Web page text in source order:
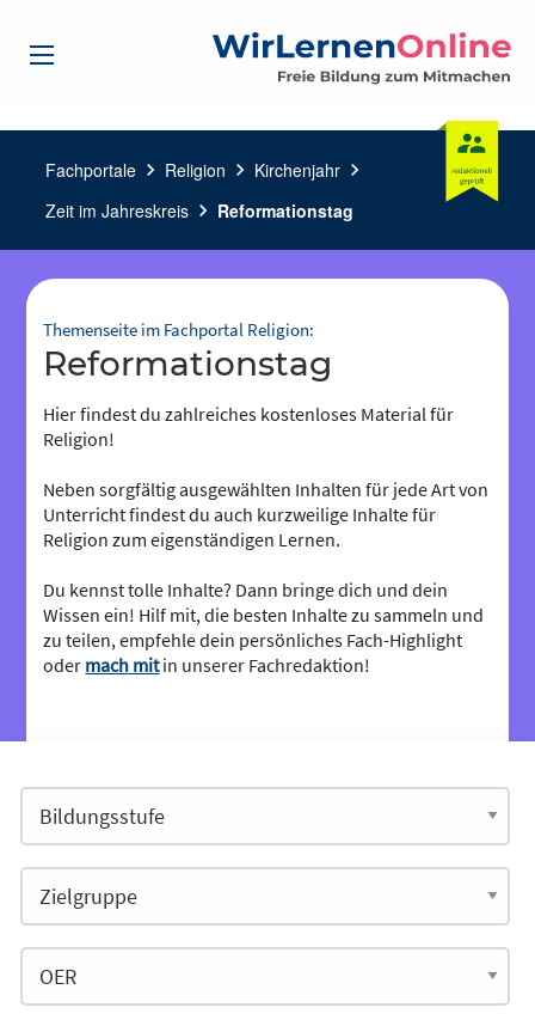
Fachportale chevron_right Religion chevron_right Kirchenjahr chevron_right
Zeit im Jahreskreis chevron_right Reformationstag
Themenseite im Fachportal Religion:
Reformationstag
Hier findest du zahlreiches kostenloses Material für
Religion!
Neben sorgfältig ausgewählten Inhalten für jede Art von
Unterricht findest du auch kurzweilige Inhalte für
Religion zum eigenständigen Lernen.
Du kennst tolle Inhalte? Dann bringe dich und dein
Wissen ein! Hilf mit, die besten Inhalte zu sammeln und
zu teilen, empfehle dein persönliches Fach-Highlight
oder mach mitin unserer Fachredaktion!